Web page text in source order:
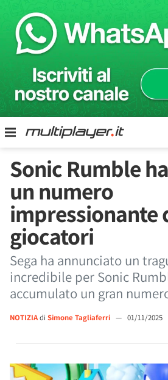
Sonic Rumble
un numero
impressionante
giocatori
Sega ha annunciato un
incredibile per Sonic
accumulato un gran
NOTIZIAdi Simone Tagliaferri — 01/11/2025